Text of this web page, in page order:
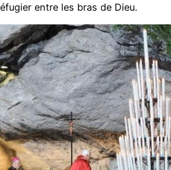
entre les bras de Dieu.